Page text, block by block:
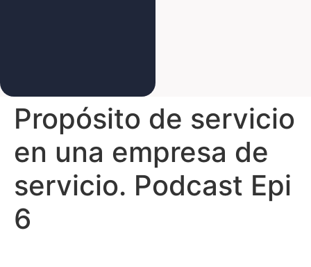
Propósito de servicio
en una empresa de
servicio. Podcast Epi
6